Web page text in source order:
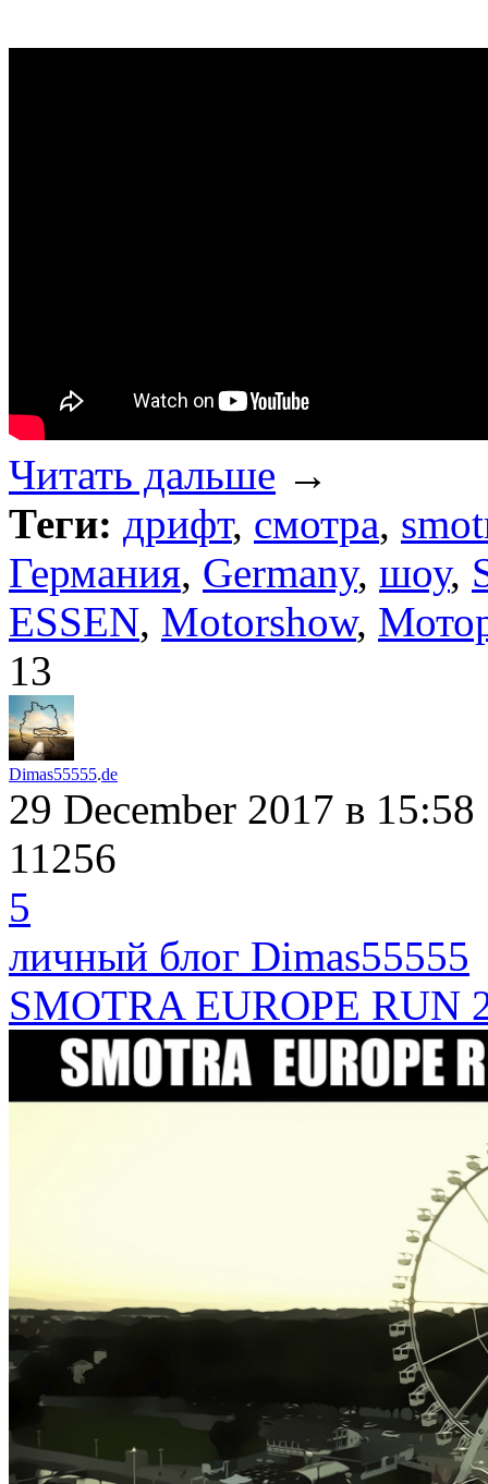
Читать дальше →
Теги: дрифт, смотра,
Германия, Germany, шоу,
ESSEN, Motorshow,
13
Dimas55555.de
29 December 2017 в 15:58
11256
5
личный блог Dimas55555
SMOTRA EUROPE RUN